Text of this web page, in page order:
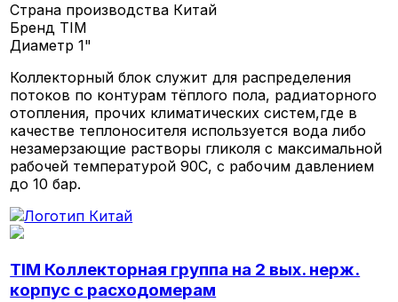
Страна производства Китай
Бренд TIM
Диаметр1"
Коллекторный блок служит для распределения
потоков по контурам тёплого пола, радиаторного
отопления, прочих климатических систем,где в
качестве теплоносителя используется вода либо
незамерзающие растворы гликоля с максимальной
рабочей температурой 90С, с рабочим давлением
до 10 бар.
TIM Коллекторная группа на 2 вых. нерж.
корпус с расходомерам